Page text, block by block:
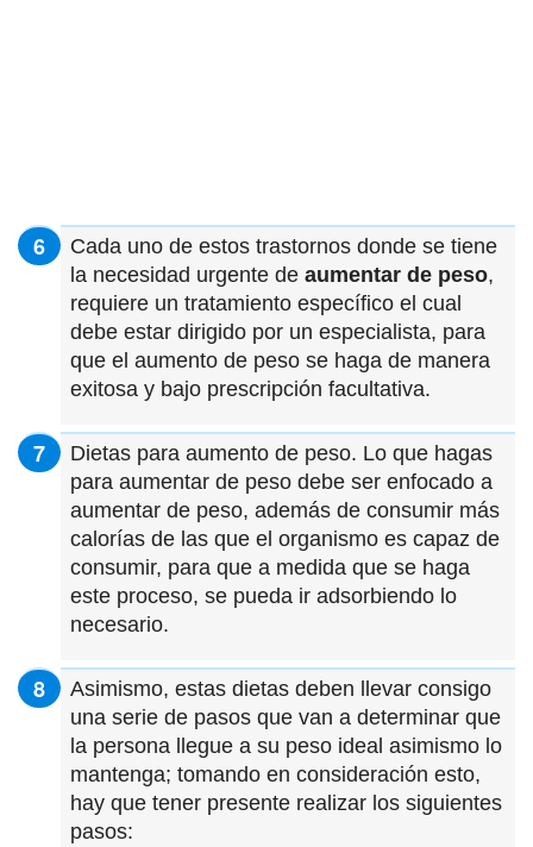
Cada uno de estos trastornos donde se tiene
la necesidad urgente de aumentar de peso,
requiere un tratamiento específico el cual
debe estar dirigido por un especialista, para
que el aumento de peso se haga de manera
exitosa y bajo prescripción facultativa.
Dietas para aumento de peso. Lo que hagas
para aumentar de peso debe ser enfocado a
aumentar de peso, además de consumir más
calorías de las que el organismo es capaz de
consumir, para que a medida que se haga
este proceso, se pueda ir adsorbiendo lo
necesario.
Asimismo, estas dietas deben llevar consigo
una serie de pasos que van a determinar que
la persona llegue a su peso ideal asimismo lo
mantenga; tomando en consideración esto,
hay que tener presente realizar los siguientes
pasos: